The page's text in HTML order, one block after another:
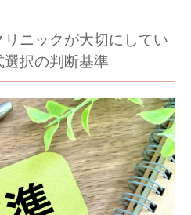
ニックが大切にしてい
選択の判断基準